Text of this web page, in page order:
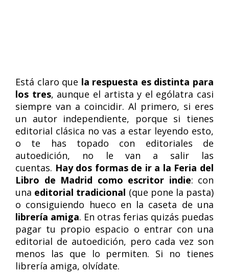
Está claro que la respuesta es distinta para
los tres, aunque el artista y el ególatra casi
siempre van a coincidir. Al primero, si eres
un autor independiente, porque si tienes
editorial clásica no vas a estar leyendo esto,
o te has topado con editoriales de
autoedición, no le van a salir las
cuentas. Hay dos formas de ir a la Feria del
Libro de Madrid como escritor indie: con
una editorial tradicional (que pone la pasta)
o consiguiendo hueco en la caseta de una
librería amiga. En otras ferias quizás puedas
pagar tu propio espacio o entrar con una
editorial de autoedición, pero cada vez son
menos las que lo permiten. Si no tienes
librería amiga, olvídate.